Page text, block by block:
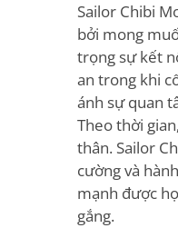
Sailor Chibi
bởi mong
trọng sự kết
an trong khi
ánh sự quan
Theo thời
thân. Sailor
cường và
mạnh được
gắng.